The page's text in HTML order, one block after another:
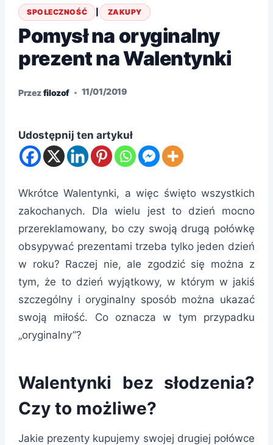
SPOŁECZNOŚĆ ZAKUPY
Pomysł na oryginalny
prezent na Walentynki
Przezfilozof 11/01/2019
Udostępnij ten artykuł
Wkrótce Walentynki, a więc święto wszystkich
zakochanych. Dla wielu jest to dzień mocno
przereklamowany, bo czy swoją drugą połówkę
obsypywać prezentami trzeba tylko jeden dzień
w roku? Raczej nie, ale zgodzić się można z
tym, że to dzień wyjątkowy, w którym w jakiś
szczególny i oryginalny sposób można ukazać
swoją miłość. Co oznacza w tym przypadku
„oryginalny”?
Walentynki bez słodzenia?
Czy to możliwe?
Jakie prezenty kupujemy swojej drugiej połówce